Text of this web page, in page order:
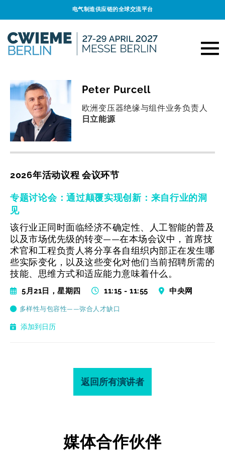
电气制造供应链的全球交流平台
Peter Purcell
欧洲变压器绝缘与组件业务负责人
日立能源
2026年活动议程 会议环节
专题讨论会：通过颠覆实现创新：来自行业的洞
见
该行业正同时面临经济不确定性、人工智能的普及
以及市场优先级的转变——在本场会议中，首席技
术官和工程负责人将分享各自组织内部正在发生哪
些实际变化，以及这些变化对他们当前招聘所需的
技能、思维方式和适应能力意味着什么。
5月21日，星期四 11:15 - 11:55 中央网
多样性与包容性——弥合人才缺口
添加到日历
返回所有演讲者
媒体合作伙伴